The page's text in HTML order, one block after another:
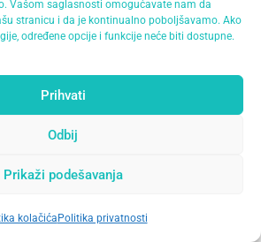
Vašom saglasnosti omogućavate nam da
stranicu i da je kontinualno poboljšavamo. Ako
određene opcije i funkcije neće biti dostupne.
Prihvati
Odbij
Prikaži podešavanja
kolačića Politika privatnosti